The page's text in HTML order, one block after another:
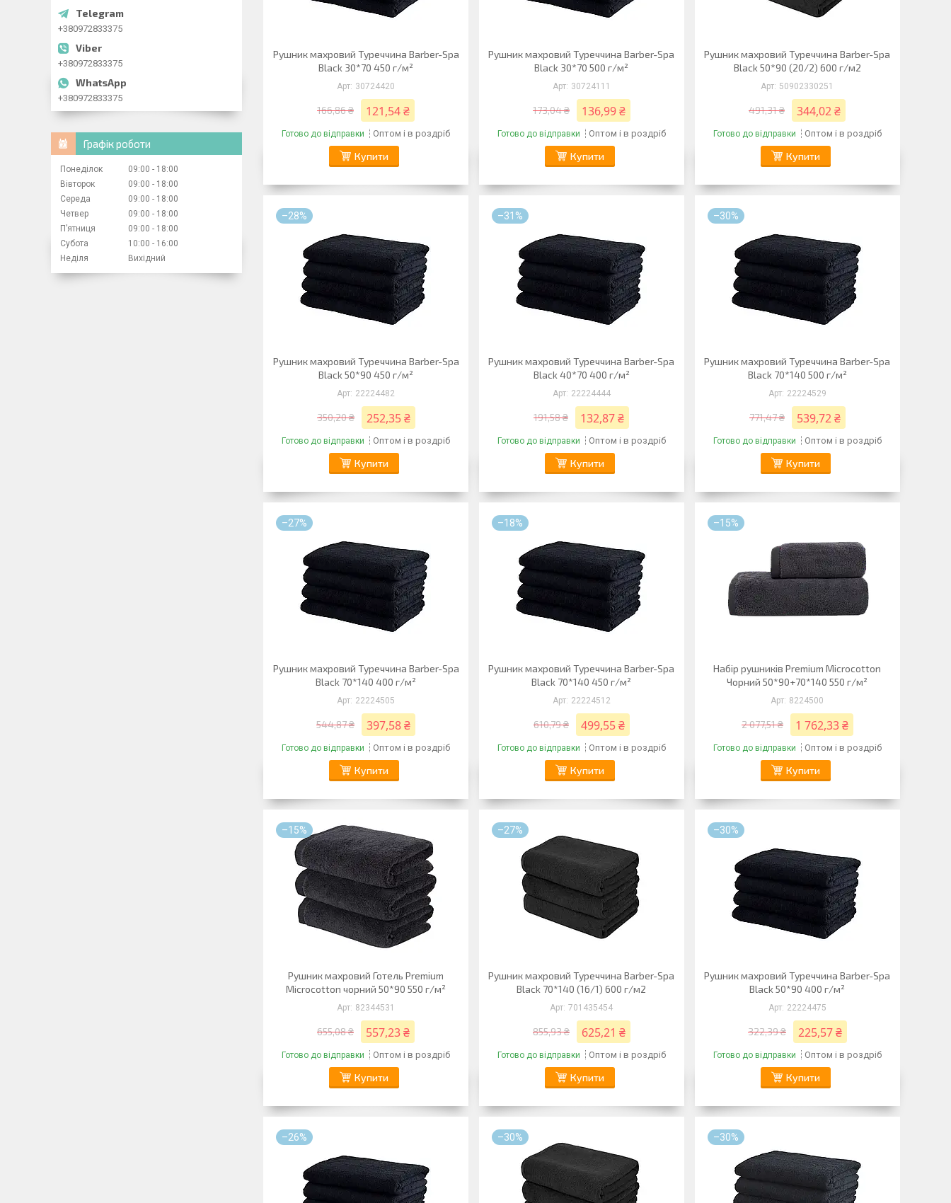
Рушник махровий Туреччина Barber-Spa
Black 30*70 450 г/м²
30724420
166,86 ₴ 121,54 ₴
Готово до відправки Оптом і в роздріб
Купити
Рушник махровий Туреччина Barber-Spa
Black 30*70 500 г/м²
30724111
173,04 ₴ 136,99 ₴
Готово до відправки Оптом і в роздріб
Купити
Рушник махровий Туреччина Barber-Spa
Black 50*90 (20/2) 600 г/м2
50902330251
491,31 ₴ 344,02 ₴
Готово до відправки Оптом і в роздріб
Купити
–28%
Рушник махровий Туреччина Barber-Spa
Black 50*90 450 г/м²
22224482
350,20 ₴ 252,35 ₴
Готово до відправки Оптом і в роздріб
Купити
–31%
Рушник махровий Туреччина Barber-Spa
Black 40*70 400 г/м²
22224444
191,58 ₴ 132,87 ₴
Готово до відправки Оптом і в роздріб
Купити
–30%
Рушник махровий Туреччина Barber-Spa
Black 70*140 500 г/м²
22224529
771,47 ₴ 539,72 ₴
Готово до відправки Оптом і в роздріб
Купити
–27%
Рушник махровий Туреччина Barber-Spa
Black 70*140 400 г/м²
22224505
544,87 ₴ 397,58 ₴
Готово до відправки Оптом і в роздріб
Купити
–18%
Рушник махровий Туреччина Barber-Spa
Black 70*140 450 г/м²
22224512
610,79 ₴ 499,55 ₴
Готово до відправки Оптом і в роздріб
Купити
–15%
Набір рушників Premium Microcotton
Чорний 50*90+70*140 550 г/м²
8224500
2 077,51 ₴ 1 762,33 ₴
Готово до відправки Оптом і в роздріб
Купити
–15%
Рушник махровий Готель Premium
Microcotton чорний 50*90 550 г/м²
82344531
655,08 ₴ 557,23 ₴
Готово до відправки Оптом і в роздріб
Купити
–27%
Рушник махровий Туреччина Barber-Spa
Black 70*140 (16/1) 600 г/м2
701435454
855,93 ₴ 625,21 ₴
Готово до відправки Оптом і в роздріб
Купити
–30%
Рушник махровий Туреччина Barber-Spa
Black 50*90 400 г/м²
22224475
322,39 ₴ 225,57 ₴
Готово до відправки Оптом і в роздріб
Купити
–26% –30% –30%
+380972833375
+380972833375
+380972833375
Графік роботи
Понеділок 09:00
18:00
Вівторок
09:00
18:00
Середа
09:00
18:00
Четвер
09:00
18:00
Пʼятниця
09:00
18:00
Субота
10:00
16:00
Неділя
Вихідний